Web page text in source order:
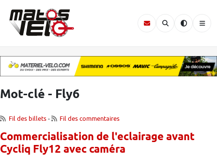
Mot-clé - Fly6
Fil des billets- Fil des commentaires
Commercialisation de l'eclairage avant
Cycliq Fly12 avec caméra